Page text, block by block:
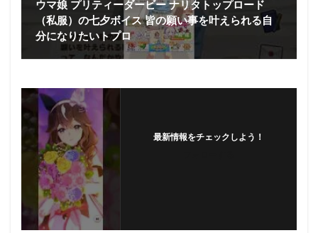
ウマ娘 プリティーダービー ナリタトップロード
（私服）の七夕ボイス 皆の願い事を叶えられる自
分になりたいトプロ
最新情報をチェックしよう！